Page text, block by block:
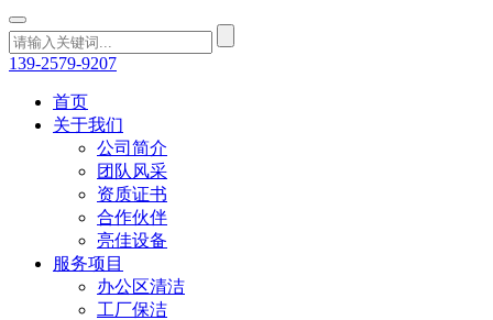
139-2579-9207
首页
关于我们
公司简介
团队风采
资质证书
合作伙伴
亮佳设备
服务项目
办公区清洁
工厂保洁